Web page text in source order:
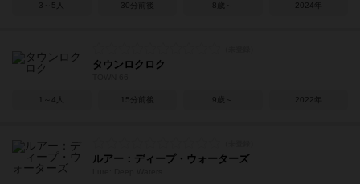
3～5人 30分前後 8歳～ 2024年
タウンロクロク
1～4人 15分前後 9歳～ 2022年
ルアー：ディープ・ウォーターズ